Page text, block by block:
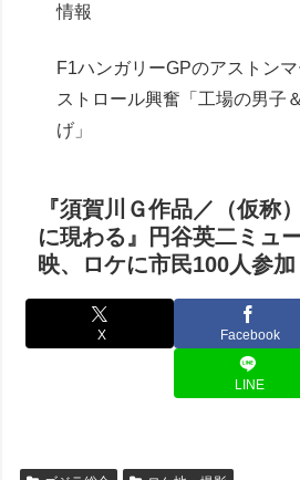
情報
F1ハンガリーGPのアストン
ストロール興奮「工場の男子
げ」
『須賀川Ｇ作品／（仮称
に現わる』円谷英二ミュ
映、ロケに市民100人参加
X Facebook
LINE